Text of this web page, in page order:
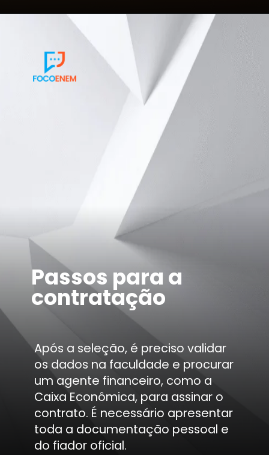
Após a seleção, é preciso validar
os dados na faculdade e procurar
um agente financeiro, como a
Caixa Econômica, para assinar o
contrato. É necessário apresentar
toda a documentação pessoal e
do fiador oficial.
Passos para a
contratação